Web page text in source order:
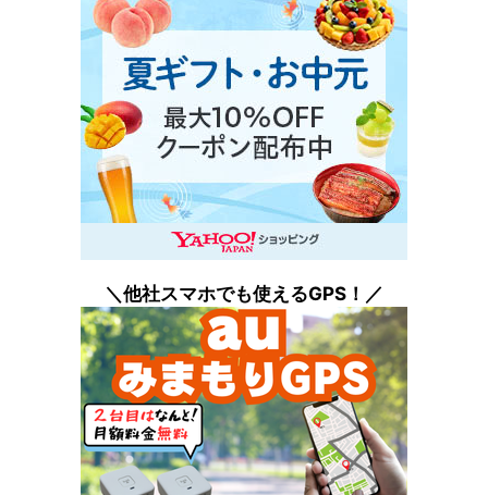
＼他社スマホでも使えるGPS！／